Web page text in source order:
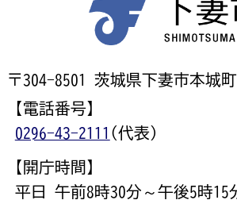
〒304-8501 茨城県下妻市本城
【電話番号】
0296-43-2111 (代表)
【開庁時間】
平日 午前8時30分～午後5時15